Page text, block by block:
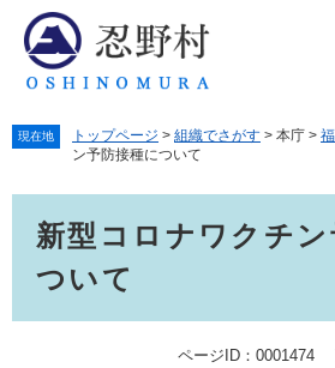
現在地 トップページ > 組織でさがす > 本庁 >
ン予防接種について
新型コロナワクチン
ついて
ページID：0001474